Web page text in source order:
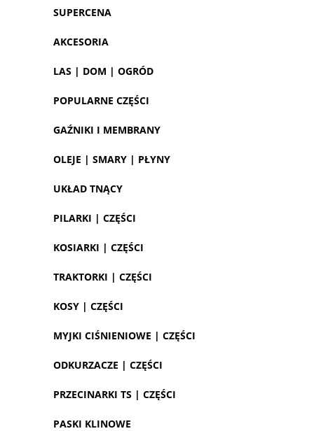
SUPERCENA
AKCESORIA
LAS | DOM | OGRÓD
POPULARNE CZĘŚCI
GAŹNIKI I MEMBRANY
OLEJE | SMARY | PŁYNY
UKŁAD TNĄCY
PILARKI | CZĘŚCI
KOSIARKI | CZĘŚCI
TRAKTORKI | CZĘŚCI
KOSY | CZĘŚCI
MYJKI CIŚNIENIOWE | CZĘŚCI
ODKURZACZE | CZĘŚCI
PRZECINARKI TS | CZĘŚCI
PASKI KLINOWE